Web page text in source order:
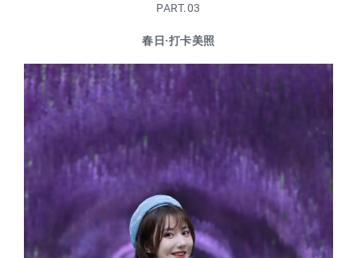
PART.03
春日·打卡美照